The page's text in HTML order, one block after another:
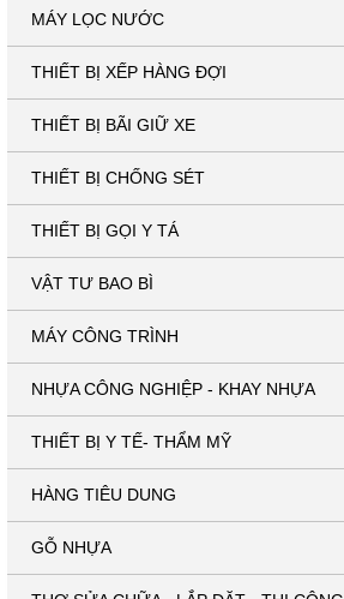
MÁY LỌC NƯỚC
THIẾT BỊ XẾP HÀNG ĐỢI
THIẾT BỊ BÃI GIỮ XE
THIẾT BỊ CHỐNG SÉT
THIẾT BỊ GỌI Y TÁ
VẬT TƯ BAO BÌ
MÁY CÔNG TRÌNH
NHỰA CÔNG NGHIỆP - KHAY NHỰA
THIẾT BỊ Y TẾ- THẨM MỸ
HÀNG TIÊU DUNG
GỖ NHỰA